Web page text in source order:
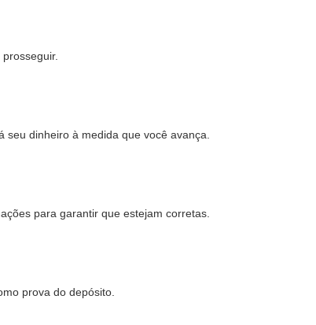
dinheiro à medida que você avança.
para garantir que estejam corretas.
prova do depósito.